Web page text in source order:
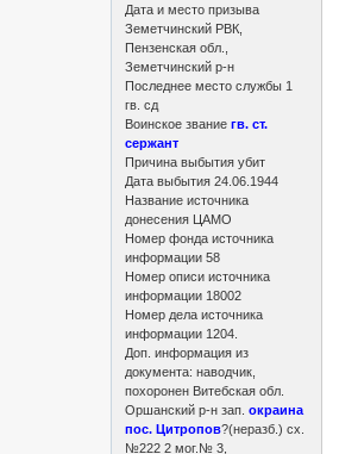
Дата и место призыва
Земетчинский РВК,
Пензенская обл.,
Земетчинский р-н
Последнее место службы 1
гв. сд
Воинское звание гв. ст.
сержант
Причина выбытия убит
Дата выбытия 24.06.1944
Название источника
донесения ЦАМО
Номер фонда источника
информации 58
Номер описи источника
информации 18002
Номер дела источника
информации 1204.
Доп. информация из
документа: наводчик,
похоронен Витебская обл.
Оршанский р-н зап.окраина
пос. Цитропов?(неразб.) сх.
№222 2 мог.№ 3,